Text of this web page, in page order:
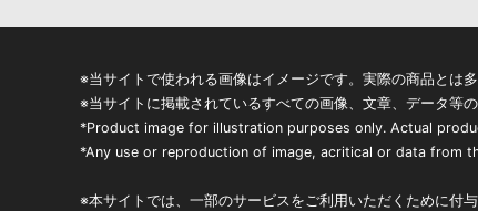
※当サイトで使われる画像はイメージです。実際の商品とは
※当サイトに掲載されているすべての画像、文章、データ等
*Product image for illustration purposes only. Actual
*Any use or reproduction of image, acritical or data from
※本サイトでは、一部のサービスをご利用いただくために付